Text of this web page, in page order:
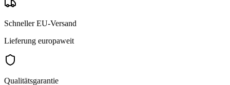
Schneller EU-Versand
Lieferung europaweit
Qualitätsgarantie